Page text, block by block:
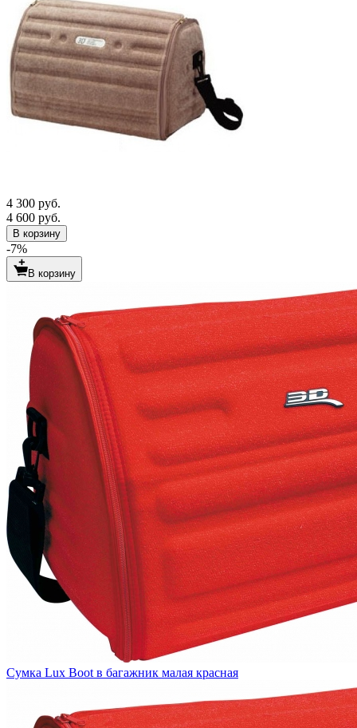
4 300 руб.
4 600 руб.
В корзину
-7%
В корзину
Сумка Lux Boot в багажник малая красная